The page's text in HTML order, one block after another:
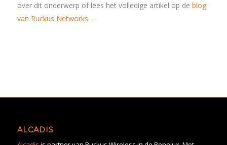
over dit onderwerp of lees het volledige artikel op de blog
van Ruckus Networks →
ALCADIS